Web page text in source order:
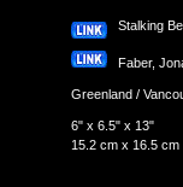
Stalking
Faber,
Greenland /
6" x 6.5" x 13"
15.2 cm x 16.5